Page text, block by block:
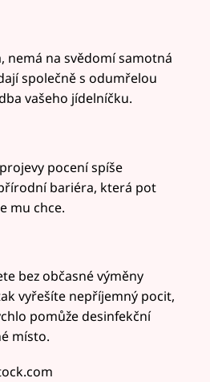
nemá na svědomí samotná
společně s odumřelou
vašeho jídelníčku.
pocení spíše
bariéra, která pot
mu chce.
bez občasné výměny
vyřešíte nepříjemný pocit,
pomůže desinfekční
místo.